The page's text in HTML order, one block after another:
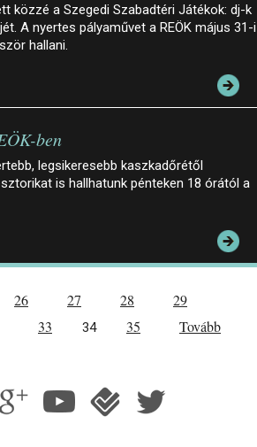
közzé a Szegedi Szabadtéri Játékok: dj-k
A nyertes pályaművet a REÖK május 31-i
hallani.
ben
legsikeresebb kaszkadőrétől
is hallhatunk pénteken 18 órától a
26 27 28
29
33 34 35
Tovább